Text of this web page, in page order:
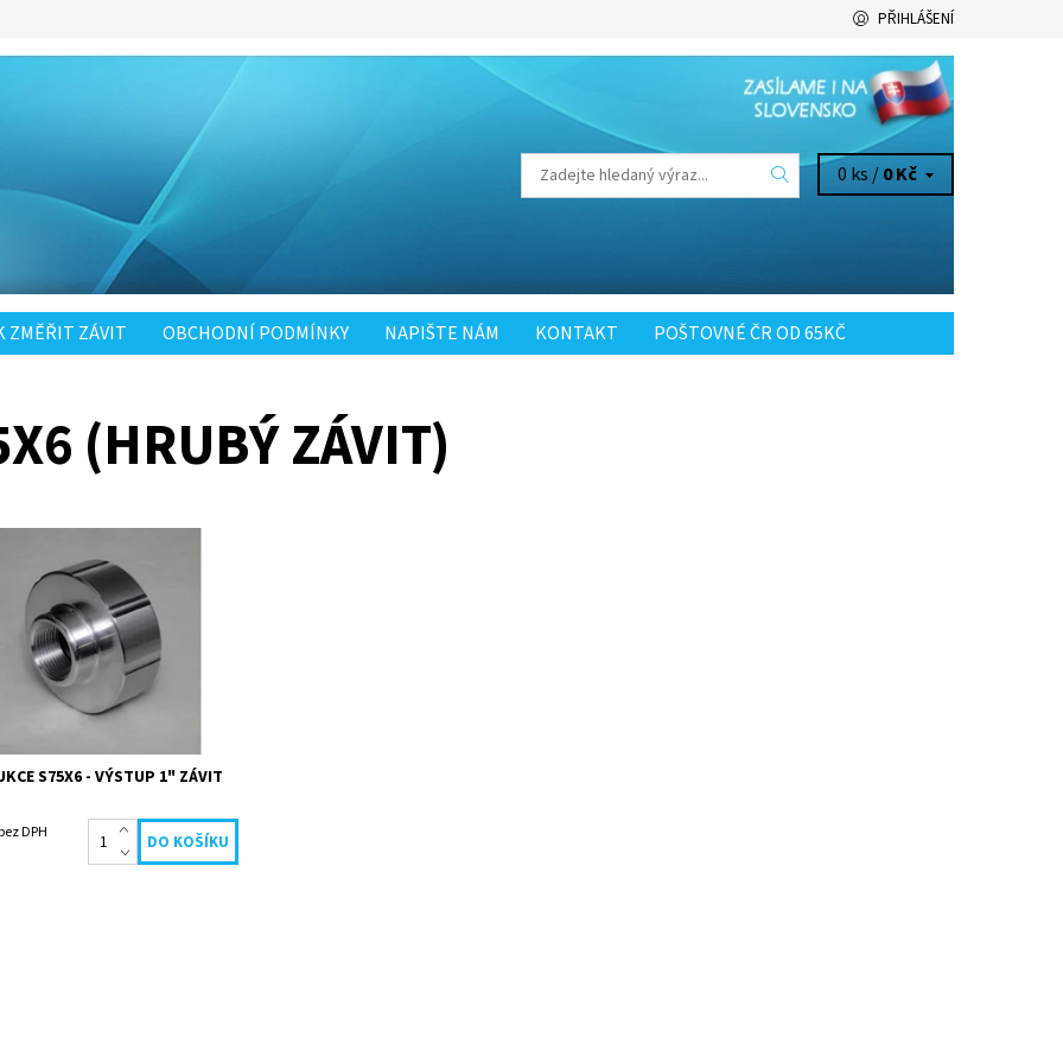
PŘIHLÁŠENÍ
0 ks /0 Kč
ZMĚŘIT ZÁVIT OBCHODNÍ PODMÍNKY NAPIŠTE NÁM KONTAKT
POŠTOVNÉ ČR OD 65KČ
(HRUBÝ ZÁVIT)
Skladem
S75X6 - VÝSTUP 1" ZÁVIT
DPH